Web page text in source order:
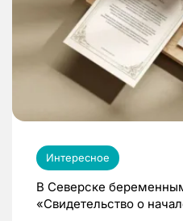
Интересное
В Северске
«Свидетельство о